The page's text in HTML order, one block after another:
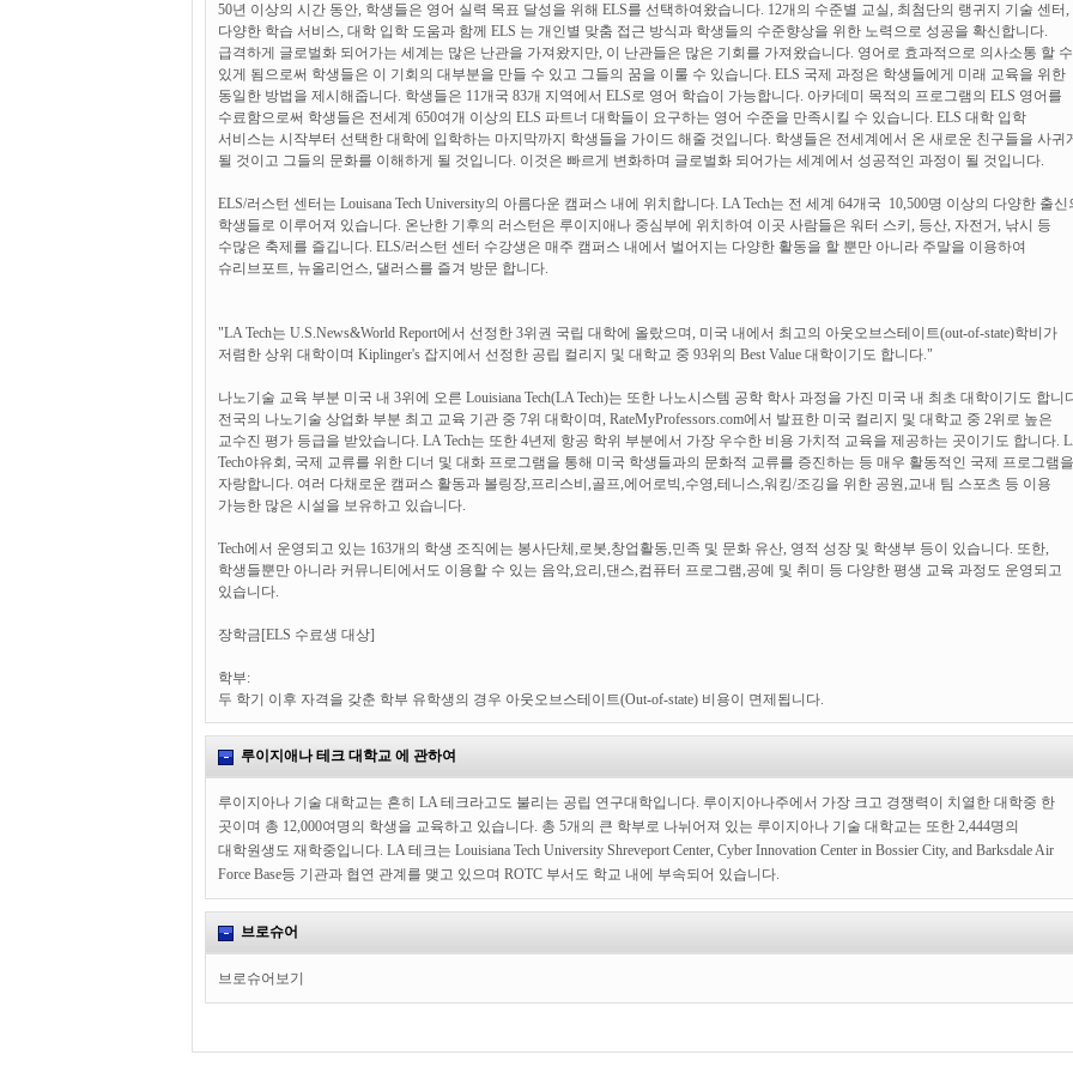
50년 이상의 시간 동안, 학생들은 영어 실력 목표 달성을 위해 ELS를 선택하여왔습니다. 12개의 수준별 교실, 최첨단의 랭귀지 기술 센터,
다양한 학습 서비스, 대학 입학 도움과 함께 ELS 는 개인별 맞춤 접근 방식과 학생들의 수준향상을 위한 노력으로 성공을 확신합니다.
급격하게 글로벌화 되어가는 세계는 많은 난관을 가져왔지만, 이 난관들은 많은 기회를 가져왔습니다. 영어로 효과적으로 의사소통 할 수
있게 됨으로써 학생들은 이 기회의 대부분을 만들 수 있고 그들의 꿈을 이룰 수 있습니다. ELS 국제 과정은 학생들에게 미래 교육을 위한
동일한 방법을 제시해줍니다. 학생들은 11개국 83개 지역에서 ELS로 영어 학습이 가능합니다. 아카데미 목적의 프로그램의 ELS 영어를
수료함으로써 학생들은 전세계 650여개 이상의 ELS 파트너 대학들이 요구하는 영어 수준을 만족시킬 수 있습니다. ELS 대학 입학
서비스는 시작부터 선택한 대학에 입학하는 마지막까지 학생들을 가이드 해줄 것입니다. 학생들은 전세계에서 온 새로운 친구들을 사귀
될 것이고 그들의 문화를 이해하게 될 것입니다. 이것은 빠르게 변화하며 글로벌화 되어가는 세계에서 성공적인 과정이 될 것입니다.
ELS/러스턴 센터는 Louisana Tech University의 아름다운 캠퍼스 내에 위치합니다. LA Tech는 전 세계 64개국 10,500명 이상의 다양한 출신
학생들로 이루어져 있습니다. 온난한 기후의 러스턴은 루이지애나 중심부에 위치하여 이곳 사람들은 워터 스키, 등산, 자전거, 낚시 등
수많은 축제를 즐깁니다. ELS/러스턴 센터 수강생은 매주 캠퍼스 내에서 벌어지는 다양한 활동을 할 뿐만 아니라 주말을 이용하여
슈리브포트, 뉴올리언스, 댈러스를 즐겨 방문 합니다.
"LA Tech는 U.S.News&World Report에서 선정한 3위권 국립 대학에 올랐으며, 미국 내에서 최고의 아웃오브스테이트(out-of-state)학비가
저렴한 상위 대학이며 Kiplinger's 잡지에서 선정한 공립 컬리지 및 대학교 중 93위의 Best Value 대학이기도 합니다."
나노기술 교육 부분 미국 내 3위에 오른 Louisiana Tech(LA Tech)는 또한 나노시스템 공학 학사 과정을 가진 미국 내 최초 대학이기도 합니
전국의 나노기술 상업화 부분 최고 교육 기관 중 7위 대학이며, RateMyProfessors.com에서 발표한 미국 컬리지 및 대학교 중 2위로 높은
교수진 평가 등급을 받았습니다. LA Tech는 또한 4년제 항공 학위 부분에서 가장 우수한 비용 가치적 교육을 제공하는 곳이기도 합니다.
Tech야유회, 국제 교류를 위한 디너 및 대화 프로그램을 통해 미국 학생들과의 문화적 교류를 증진하는 등 매우 활동적인 국제 프로그램을
자랑합니다. 여러 다채로운 캠퍼스 활동과 볼링장,프리스비,골프,에어로빅,수영,테니스,워킹/조깅을 위한 공원,교내 팀 스포츠 등 이용
가능한 많은 시설을 보유하고 있습니다.
Tech에서 운영되고 있는 163개의 학생 조직에는 봉사단체,로봇,창업활동,민족 및 문화 유산, 영적 성장 및 학생부 등이 있습니다. 또한,
학생들뿐만 아니라 커뮤니티에서도 이용할 수 있는 음악,요리,댄스,컴퓨터 프로그램,공예 및 취미 등 다양한 평생 교육 과정도 운영되고
있습니다.
장학금[ELS 수료생 대상]
학부:
두 학기 이후 자격을 갖춘 학부 유학생의 경우 아웃오브스테이트(Out-of-state) 비용이 면제됩니다.
루이지애나 테크 대학교 에 관하여
루이지아나 기술 대학교는 흔히 LA 테크라고도 불리는 공립 연구대학입니다. 루이지아나주에서 가장 크고 경쟁력이 치열한 대학중 한
곳이며 총 12,000여명의 학생을 교육하고 있습니다. 총 5개의 큰 학부로 나뉘어져 있는 루이지아나 기술 대학교는 또한 2,444명의
대학원생도 재학중입니다. LA 테크는 Louisiana Tech University Shreveport Center, Cyber Innovation Center in Bossier City, and Barksdale Air
Force Base등 기관과 협연 관계를 맺고 있으며 ROTC 부서도 학교 내에 부속되어 있습니다.
브로슈어
브로슈어보기